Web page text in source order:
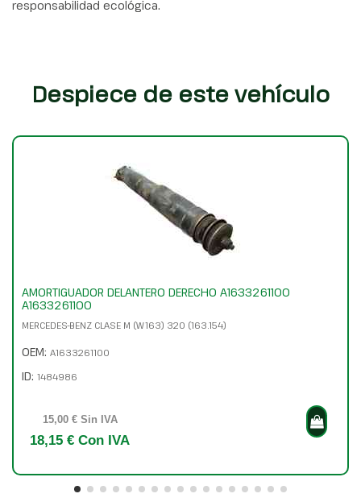
responsabilidad ecológica.
Despiece de este vehículo
AMORTIGUADOR DELANTERO DERECHO A1633261100
A1633261100
MERCEDES-BENZ CLASE M (W163) 320 (163.154)
OEM: A1633261100
ID: 1484986
15,00 € Sin IVA
18,15 € Con IVA